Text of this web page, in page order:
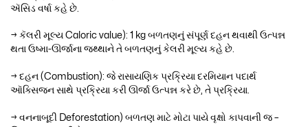
ઍસિડ વર્ષા કહે છે.
→ કૅલરી મૂલ્ય Caloric value): 1 kg બળતણનું સંપૂર્ણ દહન થવાથી ઉત્પન્ન
થતા ઉષ્મા-ઊર્જાના જથ્થાને તે બળતણનું કેલરી મૂલ્ય કહે છે.
→ દહન (Combustion): જે રાસાયણિક પ્રક્રિયા દરમિયાન પદાર્થ
ઑક્સિજન સાથે પ્રક્રિયા કરી ઊર્જા ઉત્પન્ન કરે છે, તે પ્રક્રિયા.
→ વનનાબૂદી Deforestation) બળતણ માટે મોટા પાયે વૃક્ષો કાપવાની જ –